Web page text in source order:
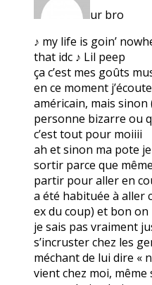
ur bro
♪ my life is goin’
that idc ♪ Lil peep
ça c’est mes goûts
en ce moment
américain, mais
personne bizarre ou
c’est tout pour moiiii
ah et sinon ma pote
sortir parce que
partir pour aller en
a été habituée à aller
ex du coup) et bon
je sais pas vraiment
s’incruster chez les
méchant de lui dire «
vient chez moi, même